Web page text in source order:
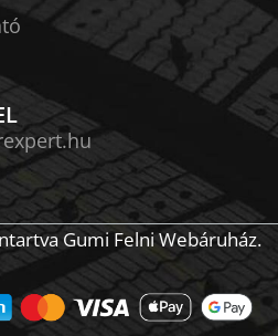
Gumi Felni Webáruház.